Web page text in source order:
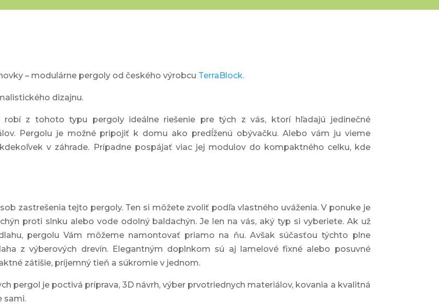
– modulárne pergoly od českého výrobcu TerraBlock.
dizajnu.
robí z tohoto typu pergoly ideálne riešenie pre tých z vás, ktorí hľadajú jedinečné
Pergolu je možné pripojiť k domu ako predĺženú obývačku. Alebo vám ju vieme
v záhrade. Prípadne pospájať viac jej modulov do kompaktného celku, kde
zastrešenia tejto pergoly. Ten si môžete zvoliť podľa vlastného uváženia. V ponuke je
proti slnku alebo vode odolný baldachýn. Je len na vás, aký typ si vyberiete. Ak už
pergolu Vám môžeme namontovať priamo na ňu. Avšak súčasťou týchto plne
z výberových drevín. Elegantným doplnkom sú aj lamelové fixné alebo posuvné
zátišie, príjemný tieň a súkromie v jednom.
pergol je poctivá príprava, 3D návrh, výber prvotriednych materiálov, kovania a kvalitná
sami.